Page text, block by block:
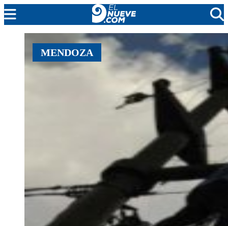
MENDOZA
CADA DÍA
MENDOZA